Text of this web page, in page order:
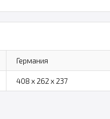
Германия
408 x 262 x 237